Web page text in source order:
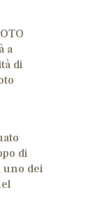
a
di
di
uno dei